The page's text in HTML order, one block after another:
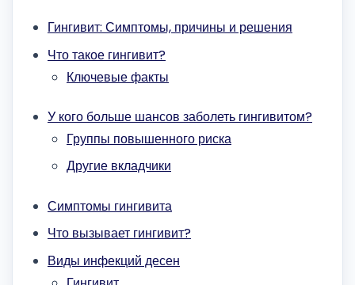
Гингивит: Симптомы, причины и решения
Что такое гингивит?
Ключевые факты
У кого больше шансов заболеть гингивитом?
Группы повышенного риска
Другие вкладчики
Симптомы гингивита
Что вызывает гингивит?
Виды инфекций десен